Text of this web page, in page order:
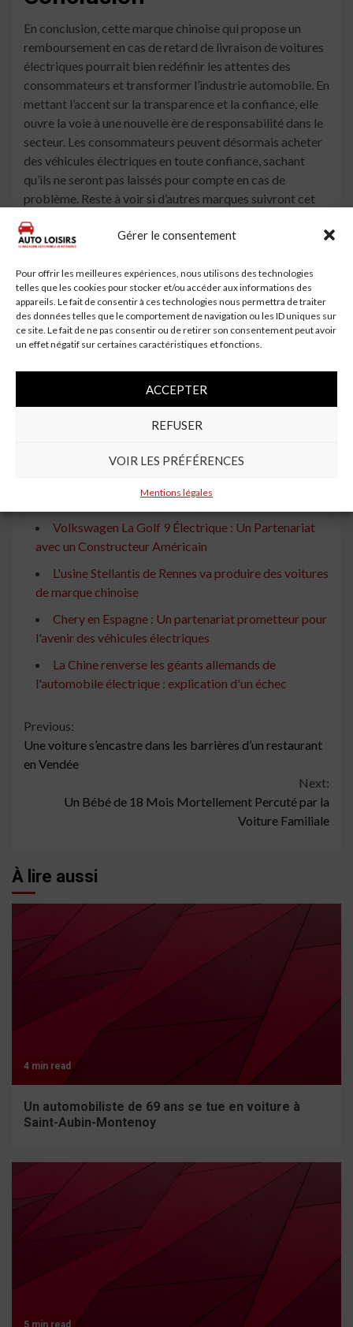
Gérer le consentement
Pour offrir les meilleures expériences, nous utilisons des technologies
telles que les cookies pour stocker et/ou accéder aux informations des
appareils. Le fait de consentir à ces technologies nous permettra de traiter
des données telles que le comportement de navigation ou les ID uniques sur
ce site. Le fait de ne pas consentir ou de retirer son consentement peut avoir
un effet négatif sur certaines caractéristiques et fonctions.
ACCEPTER
REFUSER
VOIR LES PRÉFÉRENCES
Mentions légales
En conclusion, cette marque chinoise qui propose un
remboursement en cas de retard de livraison de voitures
électriques pourrait bien redéfinir les attentes des
consommateurs et transformer l’industrie automobile. En
mettant l’accent sur la transparence et la confiance, elle
ouvre la voie à une nouvelle ère de responsabilité dans le
secteur. Les consommateurs peuvent désormais acheter
des véhicules électriques en toute confiance, sachant
qu’ils ne seront pas laissés pour compte en cas de
problème. Reste à voir si d’autres marques suivront cet
À lire aussi
Alpine Annonce le Nom de Son Premier SUV
Électrique
Notre Heure Est Venue : Pourquoi Honda N'est Pas
En Retard Sur Les Voitures Électriques
Volkswagen : Patinage sur l'Électrique Mondial
malgré un Sursaut Européen
Cette Voiture Électrique Chinoise Redéfinit le Luxe
Volkswagen La Golf 9 Électrique : Un Partenariat
avec un Constructeur Américain
L'usine Stellantis de Rennes va produire des voitures
de marque chinoise
Chery en Espagne : Un partenariat prometteur pour
l'avenir des véhicules électriques
La Chine renverse les géants allemands de
l'automobile électrique : explication d'un échec
Continue
Reading
Previous:
Une voiture s’encastre dans les barrières d’un restaurant
en Vendée
Next:
Un Bébé de 18 Mois Mortellement Percuté par la
Voiture Familiale
À lire aussi
4 min read
Un automobiliste de 69 ans se tue en voiture à
Saint-Aubin-Montenoy
5 min read